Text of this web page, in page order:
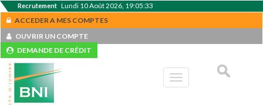
Recrutement Lundi 10 Août 2026, 19:05:33
ACCEDER A MES COMPTES
OUVRIR UN COMPTE
DEMANDE DE CRÉDIT
Toggle
navigation